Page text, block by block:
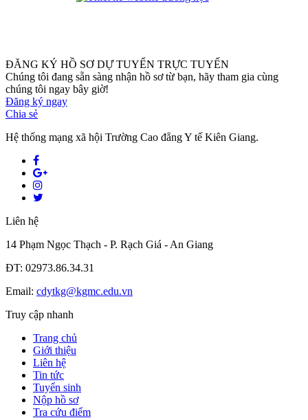
ĐĂNG KÝ HỒ SƠ DỰ TUYỂN TRỰC TUYẾN
Chúng tôi đang sẵn sàng nhận hồ sơ từ bạn, hãy tham gia cùng
chúng tôi ngay bây giờ!
Đăng ký ngay
Chia sẻ
Hệ thống mạng xã hội Trường Cao đẳng Y tế Kiên Giang.
Liên hệ
14 Phạm Ngọc Thạch - P. Rạch Giá - An Giang
ĐT: 02973.86.34.31
Email: cdytkg@kgmc.edu.vn
Truy cập nhanh
Trang chủ
Giới thiệu
Liên hệ
Tin tức
Tuyển sinh
Nộp hồ sơ
Tra cứu điểm